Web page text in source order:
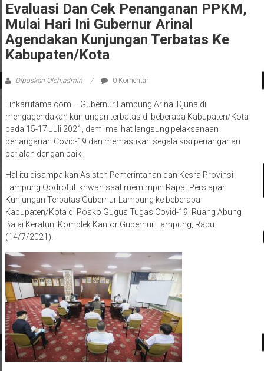
Evaluasi Dan Cek Penanganan PPKM,
Mulai Hari Ini Gubernur Arinal
Agendakan Kunjungan Terbatas Ke
Kabupaten/Kota
Diposkan Oleh:admin 0 Komentar
Linkarutama.com – Gubernur Lampung Arinal Djunaidi
mengagendakan kunjungan terbatas di beberapa Kabupaten/Kota
pada 15-17 Juli 2021, demi melihat langsung pelaksanaan
penanganan Covid-19 dan memastikan segala sisi penanganan
berjalan dengan baik.
Hal itu disampaikan Asisten Pemerintahan dan Kesra Provinsi
Lampung Qodrotul Ikhwan saat memimpin Rapat Persiapan
Kunjungan Terbatas Gubernur Lampung ke beberapa
Kabupaten/Kota di Posko Gugus Tugas Covid-19, Ruang Abung
Balai Keratun, Komplek Kantor Gubernur Lampung, Rabu
(14/7/2021).